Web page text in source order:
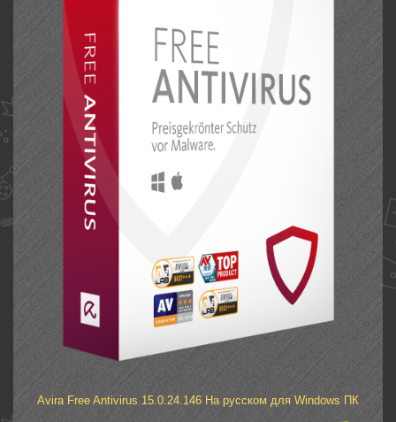
Avira Free Antivirus 15.0.24.146 На русском для Windows ПК